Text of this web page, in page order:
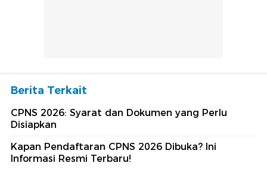
Berita Terkait
CPNS 2026: Syarat dan Dokumen yang Perlu
Disiapkan
Kapan Pendaftaran CPNS 2026 Dibuka? Ini
Informasi Resmi Terbaru!